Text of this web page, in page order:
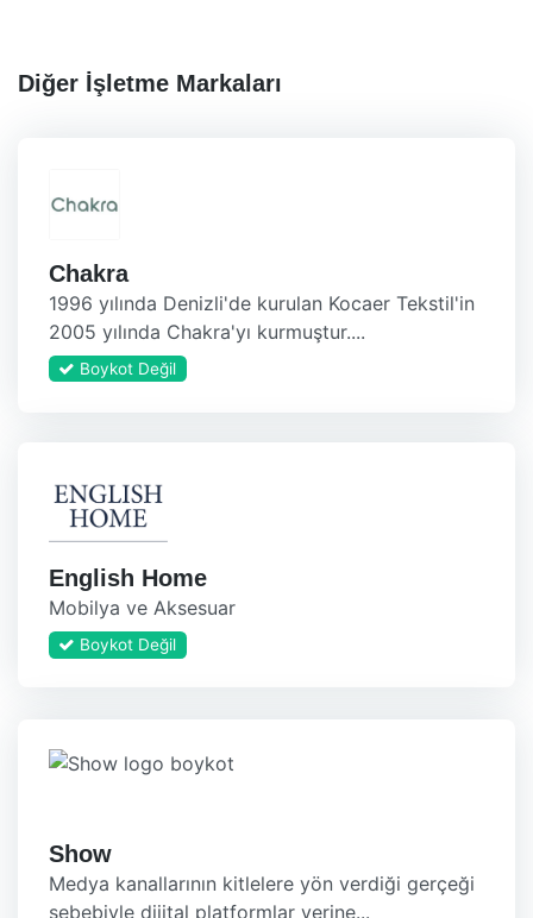
Diğer İşletme Markaları
Chakra
1996 yılında Denizli'de kurulan Kocaer Tekstil'in
2005 yılında Chakra'yı kurmuştur....
Boykot Değil
English Home
Mobilya ve Aksesuar
Boykot Değil
Show
Medya kanallarının kitlelere yön verdiği gerçeği
sebebiyle dijital platformlar yerine...